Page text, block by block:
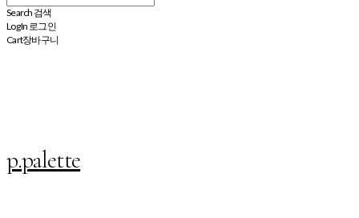
Search 검색
Log In 로그인
Cart장바구니
p.palette